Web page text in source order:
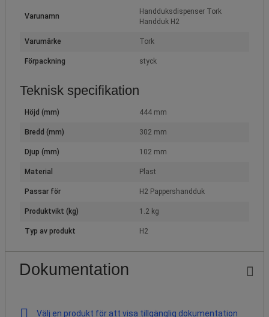
Varunamn
Handduksdispenser Tork
Handduk H2
Varumärke Tork
Förpackning styck
Teknisk specifikation
Höjd (mm) 444 mm
Bredd (mm) 302 mm
Djup (mm) 102 mm
Material Plast
Passar för H2 Pappershandduk
Produktvikt (kg) 1.2 kg
Typ av produkt H2
Dokumentation
Välj en produkt för att visa tillgänglig dokumentation